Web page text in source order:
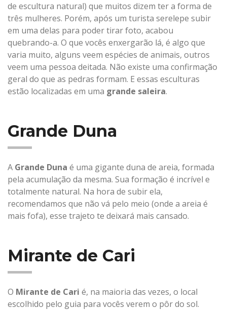
de escultura natural) que muitos dizem ter a forma de
três mulheres. Porém, após um turista serelepe subir
em uma delas para poder tirar foto, acabou
quebrando-a. O que vocês enxergarão lá, é algo que
varia muito, alguns veem espécies de animais, outros
veem uma pessoa deitada. Não existe uma confirmação
geral do que as pedras formam. E essas esculturas
estão localizadas em uma grande saleira.
Grande Duna
A Grande Duna é uma gigante duna de areia, formada
pela acumulação da mesma. Sua formação é incrível e
totalmente natural. Na hora de subir ela,
recomendamos que não vá pelo meio (onde a areia é
mais fofa), esse trajeto te deixará mais cansado.
Mirante de Cari
O Mirante de Cari é, na maioria das vezes, o local
escolhido pelo guia para vocês verem o pôr do sol.